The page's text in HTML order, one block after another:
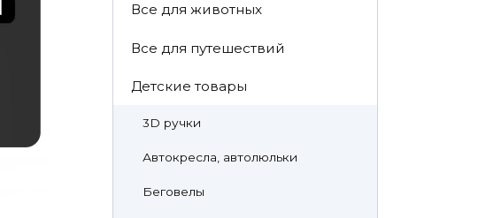
Все для животных
Все для путешествий
Детские товары
3D ручки
Автокресла, автолюльки
Беговелы